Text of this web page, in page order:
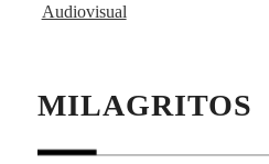
Audiovisual
MILAGRITOS